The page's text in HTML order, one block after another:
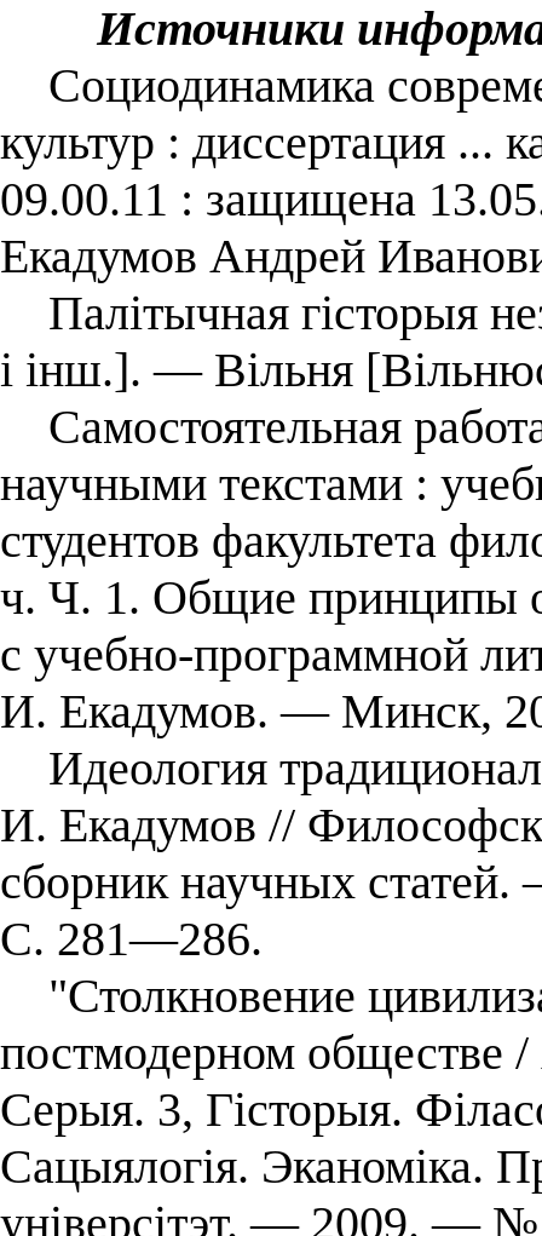
Источники
Социодинамика
культур : диссертация ...
09.00.11 : защищена
Екадумов Андрей
Палітычная гісторыя
і інш.]. — Вільня
Самостоятельная
научными текстами :
студентов факультета
ч. Ч. 1. Общие принципы
с учебно-программной
И. Екадумов. — Минск,
Идеология
И. Екадумов //
сборник научных
С. 281—286.
"Столкновение
постмодерном обществе
Серыя. 3, Гісторыя.
Сацыялогія. Эканоміка.
універсітэт. — 2009.